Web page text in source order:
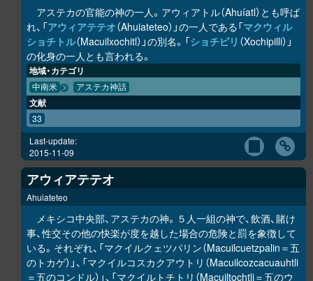
アステカの官能の神の一人。アウィアトル（Ahuíatl）とも呼ば
れ、「アウィアテテオ（Ahuiateteo）」の一人である「マクウィル
ショチトル（Macuilxochitl）」の別名。「ショチピリ （Xochipilli）」
の化身の一人とも言われる。
地域・カテゴリ
中南米 アステカ神話
文献
33
Last-update:
2015-11-09
アウィアテテオ
Ahuiateteo
メキシコ中央部、アステカの神。５人一組の神で、飲酒、賭け
事、性交その他の快楽が度を越した場合の危険と罰を象徴して
いる。それぞれ、「マクイルクェツパリン（Macuilcuetzpalin＝五
のトカゲ）」、「マクイルコスカクアウトリ（Macuilcozcacuauhtli
＝五のコンドル）」、「マクイルトチトリ（Macuiltochtli＝五のウ